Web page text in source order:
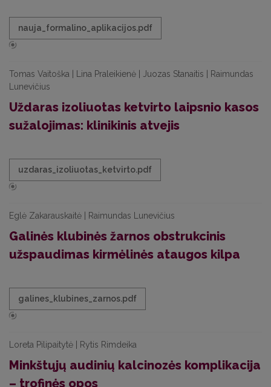
nauja_formalino_aplikacijos.pdf
Tomas Vaitoška | Lina Praleikienė | Juozas Stanaitis | Raimundas
Lunevičius
Uždaras izoliuotas ketvirto laipsnio kasos
sužalojimas: klinikinis atvejis
uzdaras_izoliuotas_ketvirto.pdf
Eglė Zakarauskaitė | Raimundas Lunevičius
Galinės klubinės žarnos obstrukcinis
užspaudimas kirmėlinės ataugos kilpa
galines_klubines_zarnos.pdf
Loreta Pilipaitytė | Rytis Rimdeika
Minkštųjų audinių kalcinozės komplikacija
– trofinės opos